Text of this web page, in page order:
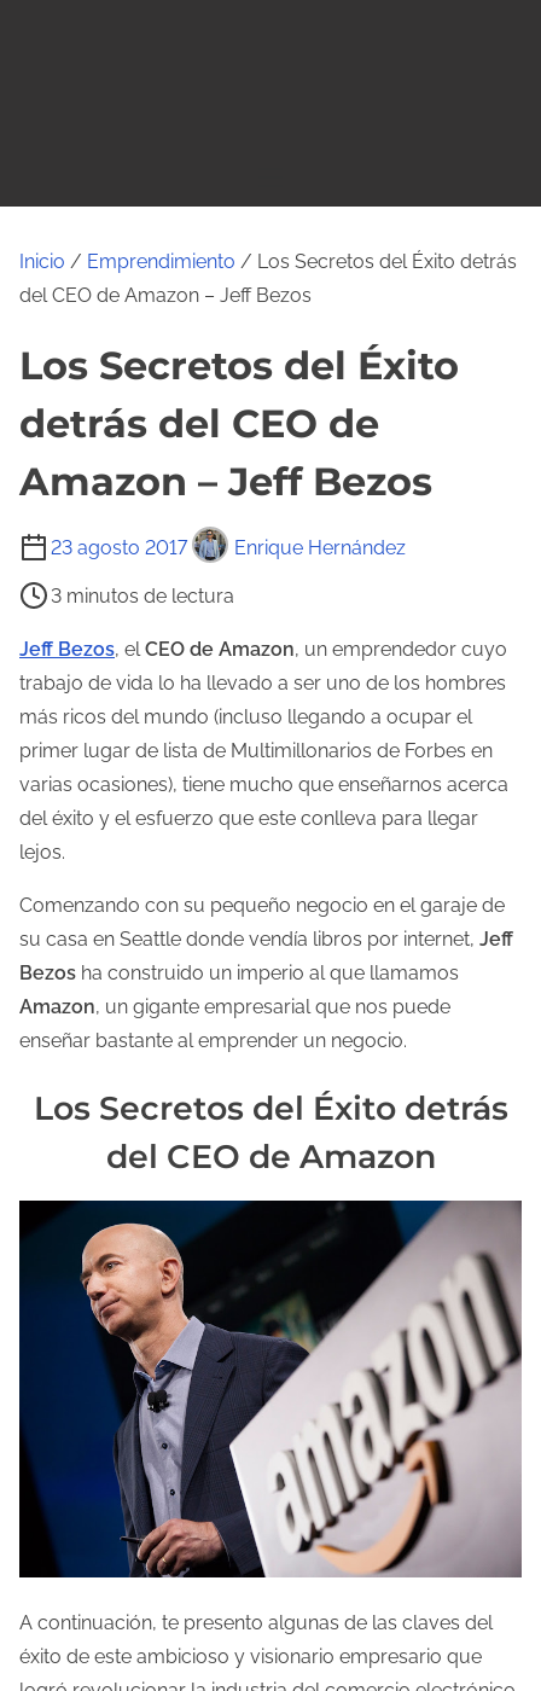
Inicio / Emprendimiento / Los Secretos del Éxito detrás
del CEO de Amazon – Jeff Bezos
Los Secretos del Éxito
detrás del CEO de
Amazon – Jeff Bezos
23 agosto 2017 Enrique Hernández
T
e
m
p
o
d
e
l
e
t
u
r
a
d
3 minutos de lectura
Jeff Bezos, el CEO de Amazon, un emprendedor cuyo
trabajo de vida lo ha llevado a ser uno de los hombres
más ricos del mundo (incluso llegando a ocupar el
primer lugar de lista de Multimillonarios de Forbes en
varias ocasiones), tiene mucho que enseñarnos acerca
del éxito y el esfuerzo que este conlleva para llegar
lejos.
Comenzando con su pequeño negocio en el garaje de
su casa en Seattle donde vendía libros por internet, Jeff
Bezos ha construido un imperio al que llamamos
Amazon, un gigante empresarial que nos puede
enseñar bastante al emprender un negocio.
Los Secretos del Éxito detrás
del CEO de Amazon
A continuación, te presento algunas de las claves del
éxito de este ambicioso y visionario empresario que